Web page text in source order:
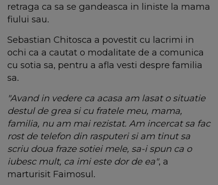
retraga ca sa se gandeasca in liniste la mama
fiului sau.
Sebastian Chitosca a povestit cu lacrimi in
ochi ca a cautat o modalitate de a comunica
cu sotia sa, pentru a afla vesti despre familia
sa.
"Avand in vedere ca acasa am lasat o situatie
destul de grea si cu fratele meu, mama,
familia, nu am mai rezistat. Am incercat sa fac
rost de telefon din rasputeri si am tinut sa
scriu doua fraze sotiei mele, sa-i spun ca o
iubesc mult, ca imi este dor de ea", a
marturisit Faimosul.